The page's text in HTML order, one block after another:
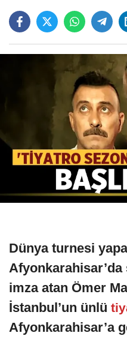
Dünya turnesi
imza atan Ömer
İstanbul’un ünlü
Afyonkarahisar’a